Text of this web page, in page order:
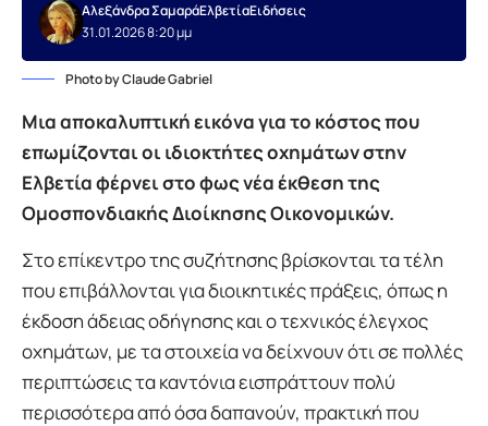
31.01.2026 8:20 μμ
Αλεξάνδρα ΣαμαράΕλβετίαΕιδήσεις
Photo by Claude Gabriel
Μια αποκαλυπτική εικόνα για το κόστος που
επωμίζονται οι ιδιοκτήτες οχημάτων στην
Ελβετία φέρνει στο φως νέα έκθεση της
Ομοσπονδιακής Διοίκησης Οικονομικών.
Στο επίκεντρο της συζήτησης βρίσκονται τα τέλη
που επιβάλλονται για διοικητικές πράξεις, όπως η
έκδοση άδειας οδήγησης και ο τεχνικός έλεγχος
οχημάτων, με τα στοιχεία να δείχνουν ότι σε πολλές
περιπτώσεις τα καντόνια εισπράττουν πολύ
περισσότερα από όσα δαπανούν, πρακτική που